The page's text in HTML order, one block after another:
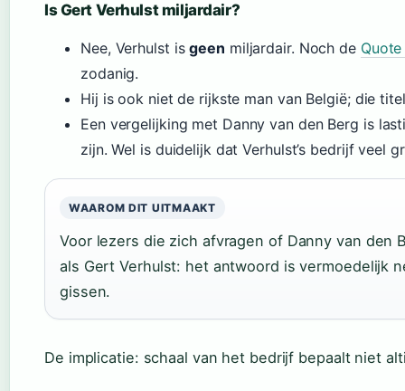
Is Gert Verhulst miljardair?
Nee, Verhulst isgeen miljardair. Noch de
zodanig.
Hij is ook niet de rijkste man van België; die
Een vergelijking met Danny van den Berg is
zijn. Wel is duidelijk dat Verhulst’s bedrijf veel
WAAROM DIT UITMAAKT
Voor lezers die zich afvragen of Danny van den
als Gert Verhulst: het antwoord is vermoedelijk
gissen.
De implicatie: schaal van het bedrijf bepaalt niet